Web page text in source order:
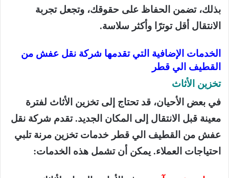
بذلك، تضمن الحفاظ على حقوقك، وتجعل تجربة
الانتقال أقل توترًا وأكثر سلاسة.
الخدمات الإضافية التي تقدمها شركة نقل عفش من
القطيف الي قطر
تخزين الأثاث
في بعض الأحيان، قد تحتاج إلى تخزين الأثاث لفترة
معينة قبل الانتقال إلى المكان الجديد. تقدم شركة نقل
عفش من القطيف الي قطر خدمات تخزين مرنة تلبي
احتياجات العملاء. يمكن أن تشمل هذه الخدمات: